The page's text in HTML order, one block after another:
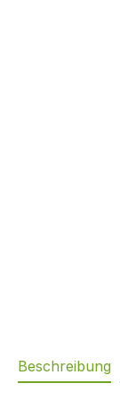
Beschreibung